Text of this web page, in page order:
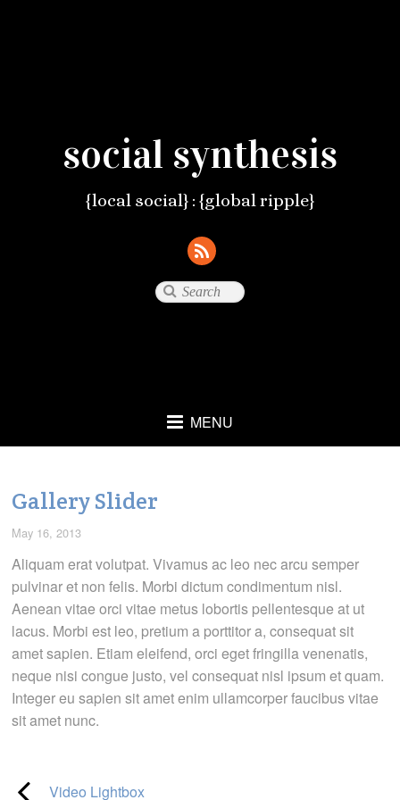
social synthesis
{local social} : {global ripple}
MENU
Gallery Slider
May 16, 2013
Aliquam erat volutpat. Vivamus ac leo nec arcu semper
pulvinar et non felis. Morbi dictum condimentum nisl.
Aenean vitae orci vitae metus lobortis pellentesque at ut
lacus. Morbi est leo, pretium a porttitor a, consequat sit
amet sapien. Etiam eleifend, orci eget fringilla venenatis,
neque nisi congue justo, vel consequat nisl ipsum et quam.
Integer eu sapien sit amet enim ullamcorper faucibus vitae
sit amet nunc.
Video Lightbox